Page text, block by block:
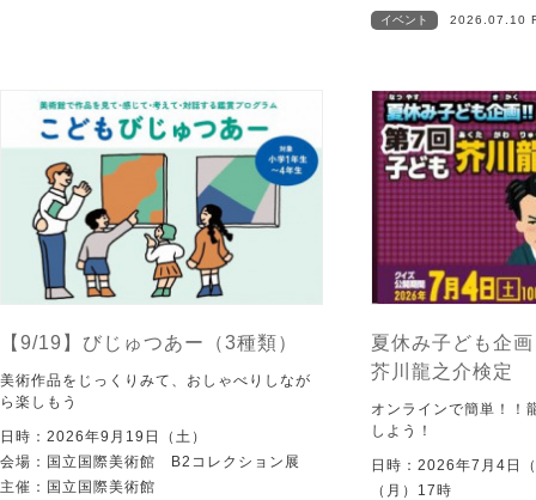
イベント 2026.07.10
【9/19】びじゅつあー（3種類）
美術作品をじっくりみて、おしゃべりしなが
ら楽しもう
日時：2026年9月19日（土）
会場：国立国際美術館 B2コレクション展
主催：国立国際美術館
夏休み子ども企
芥川龍之介検定
オンラインで簡単！！
しよう！
日時：2026年7月4日
（月）17時